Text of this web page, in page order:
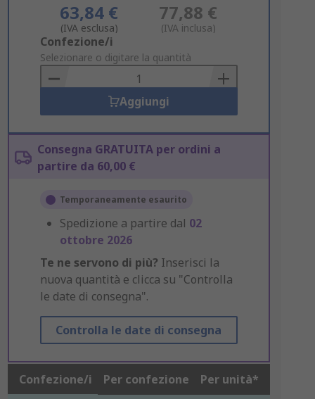
63,84 €
(IVA esclusa)
77,88 €
(IVA inclusa)
Add
to
Basket
Confezione/i
Selezionare o digitare la quantità
Aggiungi
Consegna GRATUITA per ordini a
partire da 60,00 €
Temporaneamente esaurito
Spedizione a partire dal 02
ottobre 2026
Te ne servono di più? Inserisci la
nuova quantità e clicca su "Controlla
le date di consegna".
Controlla le date di consegna
Confezione/i Per confezione Per unità*